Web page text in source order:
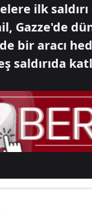
ilk saldırı
Gazze'de
bir aracı
saldırıda